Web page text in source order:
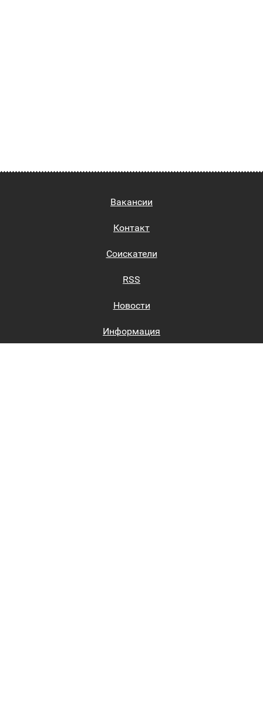
Вакансии
Контакт
Соискатели
RSS
Новости
Информация